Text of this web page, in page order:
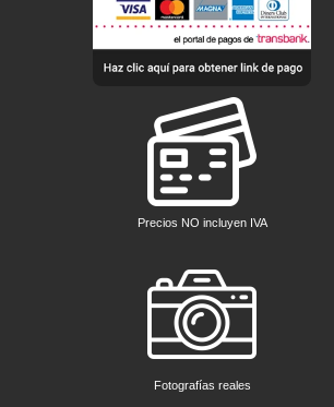
Precios NO incluyen IVA
Fotografías reales